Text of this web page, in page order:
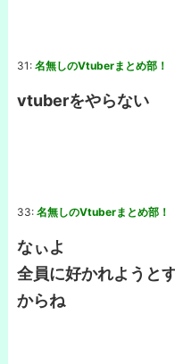
31: 名無しのVtuberまとめ部！
vtuberをやらない
33: 名無しのVtuberまとめ部！
なぃよ
全員に好かれようと
からね